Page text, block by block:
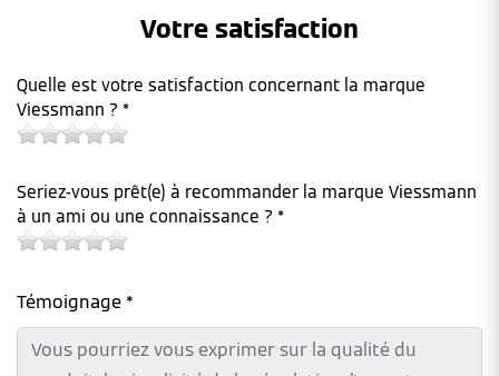
Votre satisfaction
Quelle est votre satisfaction concernant la marque
Viessmann ? *
Seriez-vous prêt(e) à recommander la marque Viessmann
à un ami ou une connaissance ? *
Témoignage *